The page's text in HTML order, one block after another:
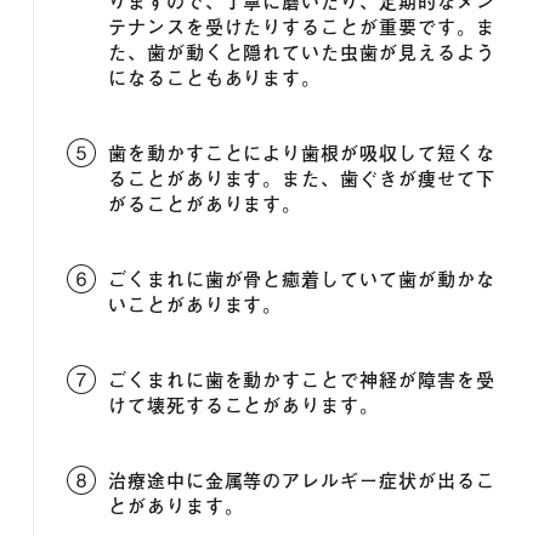
テナンスを受けたりすることが重要です。ま
た、歯が動くと隠れていた虫歯が見えるよう
になることもあります。
歯を動かすことにより歯根が吸収して短くな
ることがあります。また、歯ぐきが痩せて下
がることがあります。
ごくまれに歯が骨と癒着していて歯が動かな
いことがあります。
ごくまれに歯を動かすことで神経が障害を受
けて壊死することがあります。
治療途中に金属等のアレルギー症状が出るこ
とがあります。